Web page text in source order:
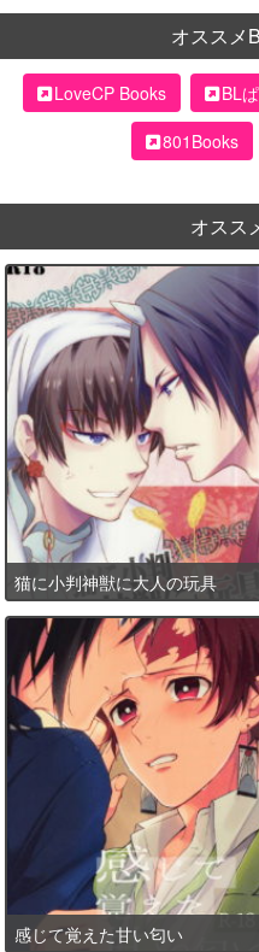
オススメ
LoveCP Books BL
801Books
オスス
猫に小判神獣に大人の玩具
感じて覚えた甘い匂い